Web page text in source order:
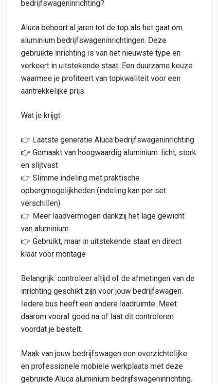
bedrijfswageninrichting?
Aluca behoort al jaren tot de top als het gaat om
aluminium bedrijfswageninrichtingen. Deze
gebruikte inrichting is van het nieuwste type en
verkeert in uitstekende staat. Een duurzame keuze
waarmee je profiteert van topkwaliteit voor een
aantrekkelijke prijs.
Wat je krijgt:
👉 Laatste generatie Aluca bedrijfswageninrichting
👉 Gemaakt van hoogwaardig aluminium: licht, sterk
en slijtvast
👉 Slimme indeling met praktische
opbergmogelijkheden (indeling kan per set
verschillen)
👉 Meer laadvermogen dankzij het lage gewicht
van aluminium
👉 Gebruikt, maar in uitstekende staat en direct
klaar voor montage
Belangrijk: controleer altijd of de afmetingen van de
inrichting geschikt zijn voor jouw bedrijfswagen.
Iedere bus heeft een andere laadruimte. Meet
daarom vooraf goed na of laat dit controleren
voordat je bestelt.
Maak van jouw bedrijfswagen een overzichtelijke
en professionele mobiele werkplaats met deze
gebruikte Aluca aluminium bedrijfswageninrichting.